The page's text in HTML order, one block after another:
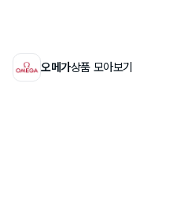
오메가상품 모아보기